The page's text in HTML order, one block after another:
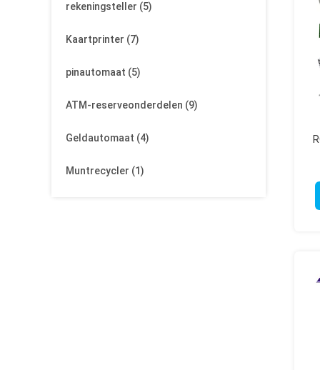
rekeningsteller (5)
Kaartprinter (7)
pinautomaat (5)
ATM-reserveonderdelen (9)
Geldautomaat (4)
Muntrecycler (1)